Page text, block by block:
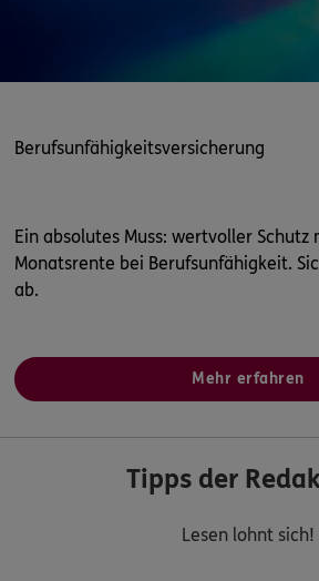
Berufsunfähigkeitsversicherung
Ein absolutes Muss: wertvoller Schutz
Monatsrente bei Berufsunfähigkeit.
ab.
Mehr erfahren
Tipps der
Lesen lohnt sich!